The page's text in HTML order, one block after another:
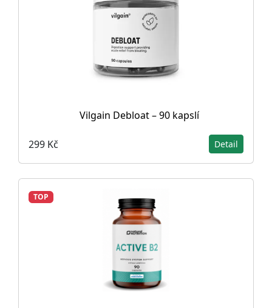
Vilgain Debloat – 90 kapslí
299 Kč Detail
TOP